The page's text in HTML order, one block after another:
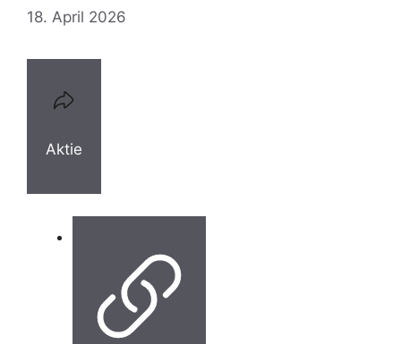
18. April 2026
Aktie